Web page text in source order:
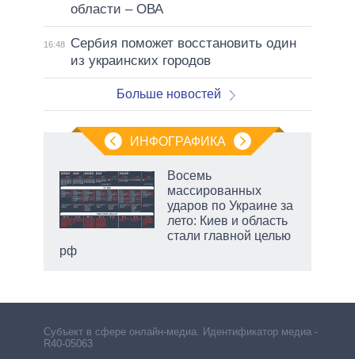
области – ОВА
16:48
Сербия поможет восстановить один
из украинских городов
Больше новостей
ИНФОГРАФИКА
Восемь
массированных
ударов по Украине за
лето: Киев и область
стали главной целью
рф
Субъект в сфере онлайн-медиа. Идентификатор медиа –
R40-05063